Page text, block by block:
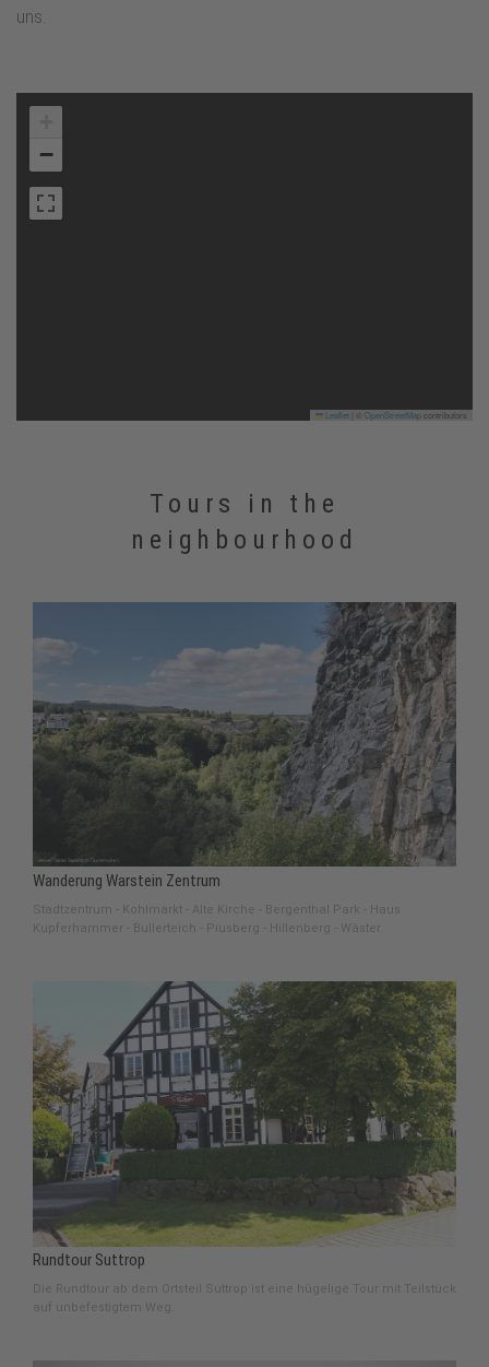
uns.
−
Leaflet OpenStreetMapcontributors
Tours in the
neighbourhood
Wanderung Warstein Zentrum
Stadtzentrum - Kohlmarkt - Alte Kirche - Bergenthal Park - Haus
Kupferhammer - Bullerteich - Piusberg - Hillenberg - Wäster
Rundtour Suttrop
Die Rundtour ab dem Ortsteil Suttrop ist eine hügelige Tour mit Teilstück
auf unbefestigtem Weg.